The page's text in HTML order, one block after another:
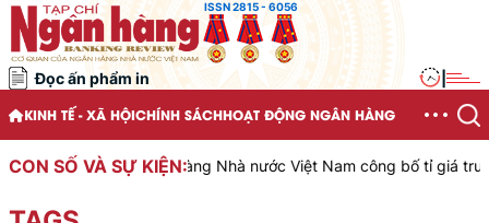
ISSN 2815 - 6056
Đọc ấn phẩm in
KINH TẾ - XÃ HỘICHÍNH SÁCHHOẠT ĐỘNG NGÂN HÀNG
CON SỐ VÀ SỰ KIỆN:Ngân hàng Nhà nước Việt Nam công bố tỉ giá